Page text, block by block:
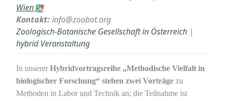
Wien
Kontakt:info@zoobot.org
Zoologisch-Botanische Gesellschaft in Österreich |
hybrid Veranstaltung
In unserer Hybridvortragsreihe „Methodische Vielfalt in
biologischer Forschung“ stehen zwei Vorträge zu
Methoden in Labor und Technik an; die Teilnahme ist